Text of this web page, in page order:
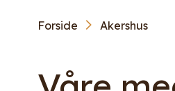
Forside Akershus